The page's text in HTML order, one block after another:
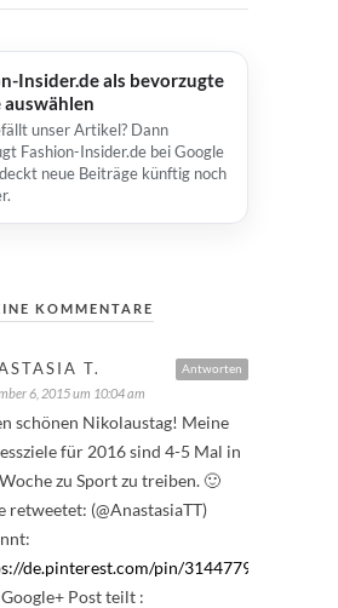
Insider.de als bevorzugte
auswählen
unser Artikel? Dann
Fashion-Insider.de bei Google
neue Beiträge künftig noch
KOMMENTARE
Antworten
T.
6, 2015 um 10:04 am
schönen Nikolaustag! Meine
für 2016 sind 4-5 Mal in
zu Sport zu treiben. 🙂
retweetet: (@AnastasiaTT)
de.pinterest.com/pin/
Post teilt :